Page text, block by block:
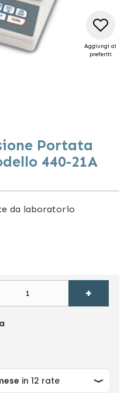
Aggiungi ai
preferiti
Portata
440-21A
da laboratorio
+